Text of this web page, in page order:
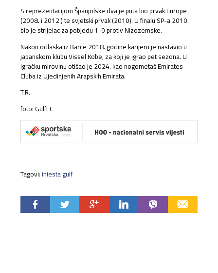
S reprezentacijom Španjolske dva je puta bio prvak Europe
(2008. i 2012.) te svjetski prvak (2010). U finalu SP-a 2010.
bio je strijelac za pobjedu 1-0 protiv Nizozemske.
Nakon odlaska iz Barce 2018. godine karijeru je nastavio u
japanskom klubu Vissel Kobe, za koji je igrao pet sezona. U
igračku mirovinu otišao je 2024. kao nogometaš Emirates
Cluba iz Ujedinjenih Arapskih Emirata.
T.R.
foto: GulfFC
Tagovi:iniesta gulf